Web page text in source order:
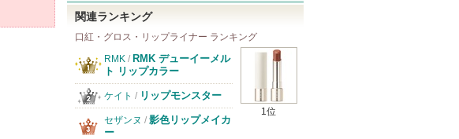
関連ランキング
口紅・グロス・リップライナー ランキング
1位
RMK / RMK デューイーメル
ト リップカラー
ケイト / リップモンスター
セザンヌ / 影色リップメイカ
ー